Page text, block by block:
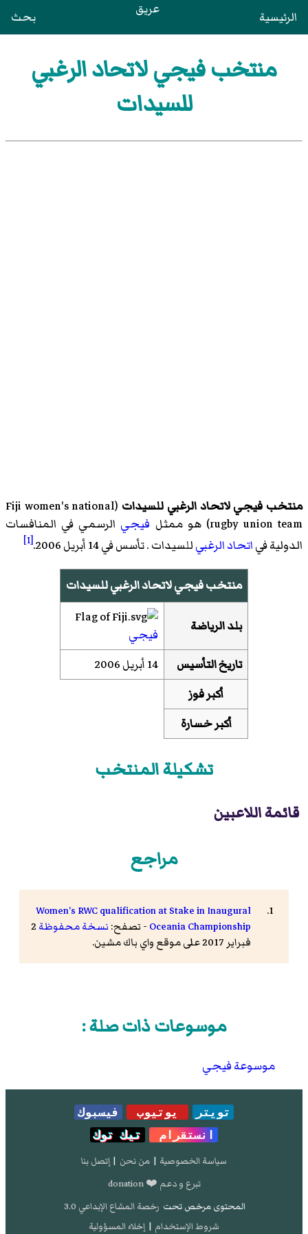
الرئيسية عريق بحث
منتخب فيجي لاتحاد الرغبي
للسيدات
منتخب فيجي لاتحاد الرغبي للسيدات (
Fiji women's national
rugby union team)‏ هو ممثل فيجي الرسمي في المنافسات
الدولية فياتحاد الرغبيللسيدات . تأسس في 14 أبريل 2006. [1]
منتخب فيجي لاتحاد الرغبي للسيدات
بلد الرياضة
فيجي
تاريخ التأسيس
14 أبريل 2006
أكبر فوز
أكبر خسارة
تشكيلة المنتخب
قائمة اللاعبين
مراجع
Women’s RWC qualification at Stake in Inaugural
Oceania Championship - تصفح: نسخة محفوظة 2
فبراير 2017 على موقع واي باك مشين.
موسوعات ذات صلة :
موسوعة فيجي
تويتر يوتيوب
فيسبوك
انستقرام
تيك توك
سياسة الخصوصية | من نحن | إتصل بنا
تبرع و دعم ❤️ donation
المحتوى مرخص تحت رخصة المشاع الإبداعي 3.0
شروط الإستخدام | إخلاء المسؤولية